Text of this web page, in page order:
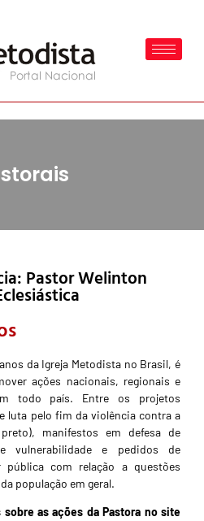
Pastor Welinton
da Igreja Metodista no Brasil, é
ações nacionais, regionais e
todo país. Entre os projetos
luta pelo fim da violência contra a
manifestos em defesa de
vulnerabilidade e pedidos de
pública com relação a questões
população em geral.
as ações da Pastora no site